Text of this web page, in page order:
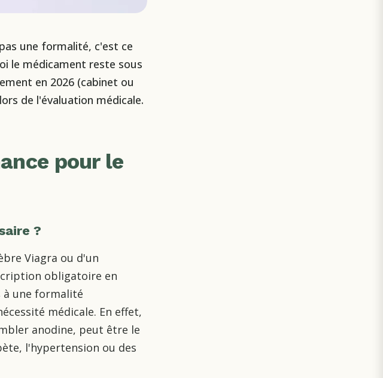
une formalité, c'est ce
le médicament reste sous
en 2026 (cabinet ou
de l'évaluation médicale.
pour le
?
Viagra ou d'un
obligatoire en
à une formalité
médicale. En effet,
anodine, peut être le
l'hypertension ou des